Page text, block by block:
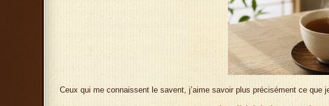
Ceux qui me connaissent le savent, j’aime savoir plus précisément ce que